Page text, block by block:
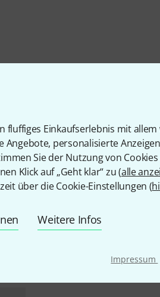
fluffiges Einkaufserlebnis mit
Angebote, personalisierte
Sie der Nutzung von
Klick auf „Geht klar“ zu (alle
über die Cookie-Einstellungen (
Weitere Infos
Impressum